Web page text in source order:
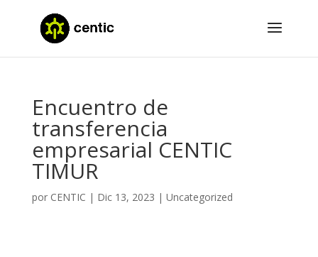
Encuentro de
transferencia
empresarial CENTIC
TIMUR
por CENTIC | Dic 13, 2023 | Uncategorized